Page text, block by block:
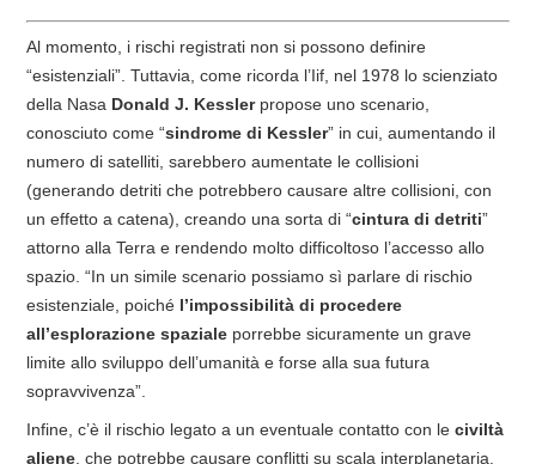
Al momento, i rischi registrati non si possono definire
“esistenziali”. Tuttavia, come ricorda l’Iif, nel 1978 lo scienziato
della Nasa Donald J. Kesslerpropose uno scenario,
conosciuto come “sindrome di Kessler” in cui, aumentando il
numero di satelliti, sarebbero aumentate le collisioni
(generando detriti che potrebbero causare altre collisioni, con
un effetto a catena), creando una sorta di “cintura di detriti”
attorno alla Terra e rendendo molto difficoltoso l’accesso allo
spazio. “In un simile scenario possiamo sì parlare di rischio
esistenziale, poiché l’impossibilità di procedere
all’esplorazione spaziale porrebbe sicuramente un grave
limite allo sviluppo dell’umanità e forse alla sua futura
sopravvivenza”.
Infine, c’è il rischio legato a un eventuale contatto con le civiltà
aliene, che potrebbe causare conflitti su scala interplanetaria.